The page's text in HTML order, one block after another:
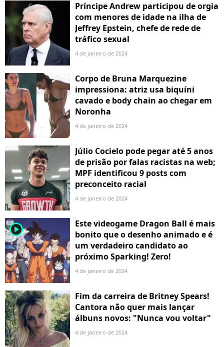
Príncipe Andrew participou de orgia
com menores de idade na ilha de
Jeffrey Epstein, chefe de rede de
tráfico sexual
4 de janeiro de 2024
Corpo de Bruna Marquezine
impressiona: atriz usa biquíni
cavado e body chain ao chegar em
Noronha
4 de janeiro de 2024
Júlio Cocielo pode pegar até 5 anos
de prisão por falas racistas na web;
MPF identificou 9 posts com
preconceito racial
4 de janeiro de 2024
player2
Este videogame Dragon Ball é mais
bonito que o desenho animado e é
um verdadeiro candidato ao
próximo Sparking! Zero!
4 de janeiro de 2024
Fim da carreira de Britney Spears!
Cantora não quer mais lançar
álbuns novos: "Nunca vou voltar"
4 de janeiro de 2024